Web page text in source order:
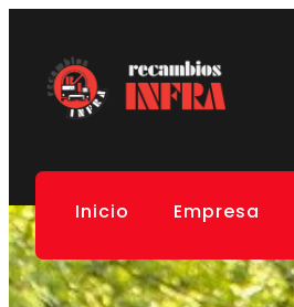
Inicio Empresa